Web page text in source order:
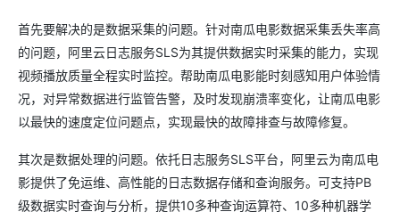
首先要解决的是数据采集的问题。针对南瓜电影数据采集丢失率高
的问题，阿里云日志服务SLS为其提供数据实时采集的能力，实现
视频播放质量全程实时监控。帮助南瓜电影能时刻感知用户体验情
况，对异常数据进行监管告警，及时发现崩溃率变化，让南瓜电影
以最快的速度定位问题点，实现最快的故障排查与故障修复。
其次是数据处理的问题。依托日志服务SLS平台，阿里云为南瓜电
影提供了免运维、高性能的日志数据存储和查询服务。可支持PB
级数据实时查询与分析，提供10多种查询运算符、10多种机器学